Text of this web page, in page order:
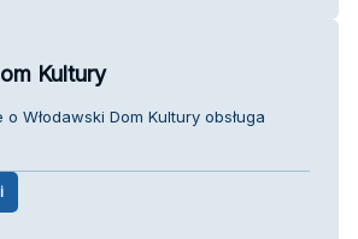
Kultury
Włodawski Dom Kultury obsługa